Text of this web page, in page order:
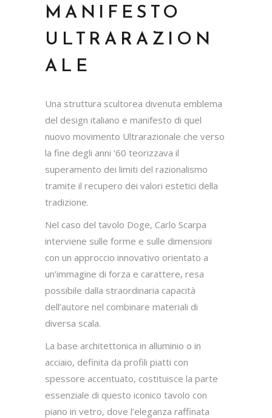
MANIFESTO
ULTRARAZION
ALE
Una struttura scultorea divenuta emblema
del design italiano e manifesto di quel
nuovo movimento Ultrarazionale che verso
la fine degli anni ’60 teorizzava il
superamento dei limiti del razionalismo
tramite il recupero dei valori estetici della
tradizione.
Nel caso del tavolo Doge, Carlo Scarpa
interviene sulle forme e sulle dimensioni
con un approccio innovativo orientato a
un’immagine di forza e carattere, resa
possibile dalla straordinaria capacità
dell’autore nel combinare materiali di
diversa scala.
La base architettonica in alluminio o in
acciaio, definita da profili piatti con
spessore accentuato, costituisce la parte
essenziale di questo iconico tavolo con
piano in vetro, dove l’eleganza raffinata